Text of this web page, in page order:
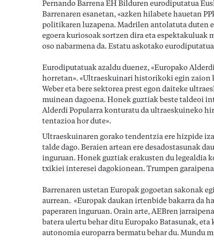
Pernando Barrena EH Bilduren eurodiputatua
Barrenaren esanetan, «azken hilabete hauetan
politikaren luzapena. Madrilen antolatuta duten
egoera kuriosoak sortzen dira eta
oso nabarmena da. Estatu askotako
Eurodiputatuak azaldu duenez, «Europako
horretan». «Ultraeskuinari historikoki egin zaion
Weber eta bere sektorea prest egon daiteke
muinean dagoena. Honek guztiak beste taldeoi
Alderdi Popularra konturatu da ultraeskuineko
tentazioa hor dute».
Ultraeskuinaren gorako tendentzia ere hizpide
talde dago. Beraien artean ere desadostasunak
inguruan. Honek guztiak erakusten du legealdia
txikiei interesei dagokionean. Trumpen
Barrenaren ustetan Europak gogoetan sakonak
aurrean. «Europak daukan irtenbide bakarra da
paperaren inguruan. Orain arte, AEBren
batera ulertu behar ditu Europako Batasunak,
autonomia europarra bermatu behar du. Mundu